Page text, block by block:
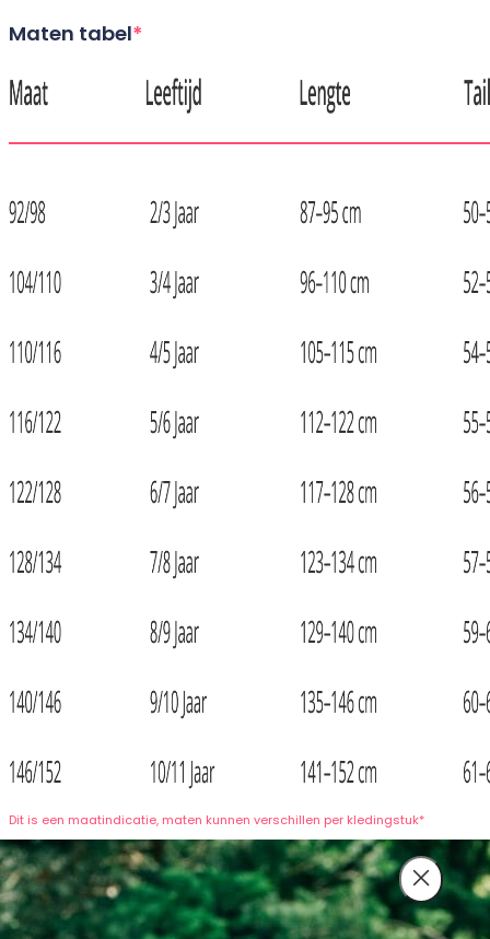
Maten tabel*
Dit is een maatindicatie, maten kunnen verschillen per kledingstuk*